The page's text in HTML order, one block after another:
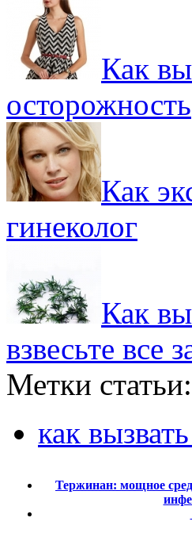
Как
осторожность
Как
гинеколог
Как
взвесьте все
Метки статьи:
как
Тержинан: мощное